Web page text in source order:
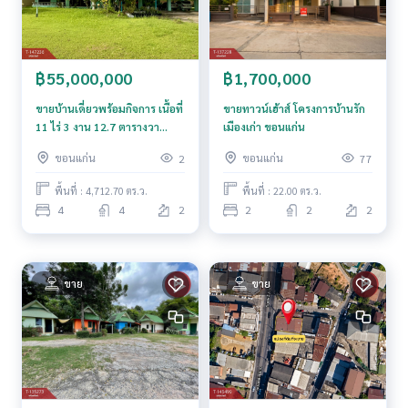
ลิงค์แผนที่ :https://maps.google.com/?q=16.75167816,10
2.63739292
กธนาคาร**
**พร้อมอัตราดอกเบี้ยพิเศษ และ วงเงินสูงสุด 90-100% ของราคา
ประเมิน**
สนใจสอบถามข้อมูลเพิ่มเติม หรือ นัดชมบ้านได้ที่
Tel :0626147163
โมทย์ (รหัสตัวแทน 6087)
Line ID : motaya2020
Tel :
0863644367
ตุ๊กตา (รหัสตัวแทน 6087-1)
Line ID :0863644367
Callcenter :02-047-4282
สนใจดูทรัพย์อื่นๆ เพิ่มเติม มากกว่า 3,000 รายการ
www.tb.co.th
The Best Property Agent CO,.LTD. ผู้นำด้านธุรกิจนายหน้า ตัวแ
ทนอสังหาริมทรัพย์ครบวงจร ด้วยความเป็นมืออาชีพ ใช้เทคโนโล
฿55,000,000
ขายบ้านเดี่ยวพร้อมกิจการ เนื้อที่
11 ไร่ 3 งาน 12.7 ตารางวา
ขอนแก่น
2
พื้นที่ : 4,712.70 ตร.ว.
4 4 2
฿1,700,000
ขายทาวน์เฮ้าส์ โครงการบ้านรัก
เมืองเก่า ขอนแก่น
ขอนแก่น 77
พื้นที่ : 22.00 ตร.ว.
2 2 2
ขาย ขาย